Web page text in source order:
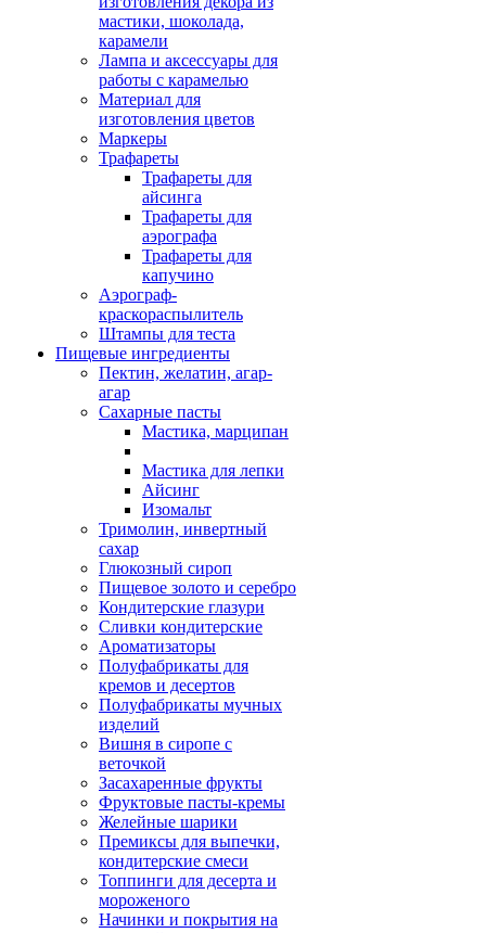
мастики, шоколада,
карамели
Лампа и аксессуары для
работы с карамелью
Материал для
изготовления цветов
Маркеры
Трафареты
Трафареты для
айсинга
Трафареты для
аэрографа
Трафареты для
капучино
Аэрограф-
краскораспылитель
Штампы для теста
Пищевые ингредиенты
Пектин, желатин, агар-
агар
Сахарные пасты
Мастика, марципан
Мастика для лепки
Айсинг
Изомальт
Тримолин, инвертный
сахар
Глюкозный сироп
Пищевое золото и серебро
Кондитерские глазури
Сливки кондитерские
Ароматизаторы
Полуфабрикаты для
кремов и десертов
Полуфабрикаты мучных
изделий
Вишня в сиропе с
веточкой
Засахаренные фрукты
Фруктовые пасты-кремы
Желейные шарики
Премиксы для выпечки,
кондитерские смеси
Топпинги для десерта и
мороженого
Начинки и покрытия на